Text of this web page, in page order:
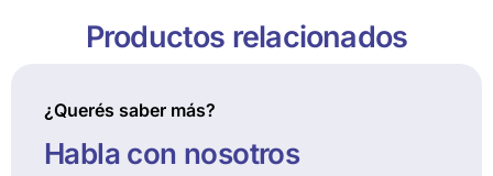
Productos relacionados
¿Querés saber más?
Habla con nosotros